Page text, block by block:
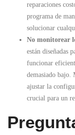
reparaciones
programa de
solucionar
No monitorear
están diseñadas
funcionar
demasiado bajo.
ajustar la
crucial para un